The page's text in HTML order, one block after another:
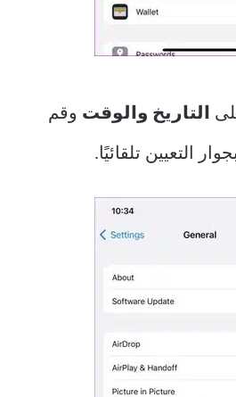
التاريخ والوقت وقم
التعيين تلقائيًا.